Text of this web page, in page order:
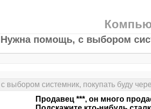
Нужна помощь, с выбором
выбором системник, покупать буду
Продавец ***, он много